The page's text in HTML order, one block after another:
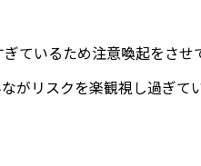
ているため注意喚起をさ
がリスクを楽観視し過ぎ